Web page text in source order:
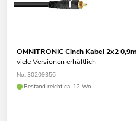
OMNITRONIC Cinch Kabel 2x2 0,9m
viele Versionen erhältlich
No. 30209356
Bestand reicht ca. 12 Wo.